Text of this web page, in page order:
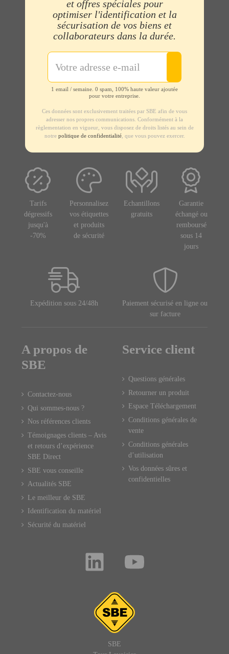
et offres spéciales pour
optimiser l'identification et la
sécurisation de vos biens et
collaborateurs dans la durée.
1 email / semaine. 0 spam, 100% haute valeur ajoutée
pour votre entreprise.
Ces données sont exclusivement traitées par SBE afin de vous
adresser nos propres communications. Conformément à la
règlementation en vigueur, vous disposez de droits listés au sein de
notre politique de confidentialité, que vous pouvez exercer.
Tarifs
dégressifs
jusqu'à
-70%
Personnalisez
vos étiquettes
et produits
de sécurité
Echantillons
gratuits
Garantie
échangé ou
remboursé
sous 14
jours
Expédition sous 24/48h
Paiement sécurisé en ligne ou
sur facture
A propos de
SBE
Contactez-nous
Qui sommes-nous ?
Nos références clients
Témoignages clients – Avis
et retours d’expérience
SBE Direct
SBE vous conseille
Actualités SBE
Le meilleur de SBE
Identification du matériel
Sécurité du matériel
Service client
Questions générales
Retourner un produit
Espace Téléchargement
Conditions générales de
vente
Conditions générales
d’utilisation
Vos données sûres et
confidentielles
SBE